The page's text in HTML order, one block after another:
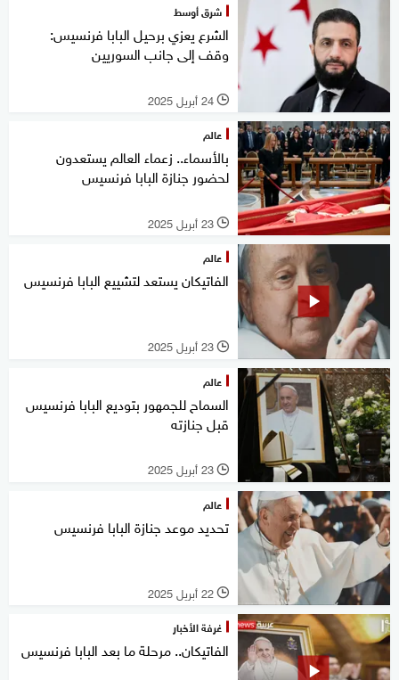
شرق أوسط
الشرع يعزي برحيل البابا فرنسيس:
وقف إلى جانب السوريين
l 24 أبريل 2025
عالم
بالأسماء.. زعماء العالم يستعدون
لحضور جنازة البابا فرنسيس
l 23 أبريل 2025
عالم
الفاتيكان يستعد لتشييع البابا فرنسيس
l 23 أبريل 2025
عالم
السماح للجمهور بتوديع البابا فرنسيس
قبل جنازته
l 23 أبريل 2025
عالم
تحديد موعد جنازة البابا فرنسيس
l 22 أبريل 2025
غرفة الأخبار
الفاتيكان.. مرحلة ما بعد البابا فرنسيس